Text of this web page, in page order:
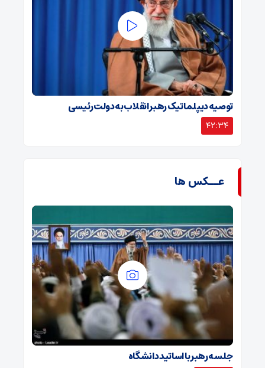
توصیه دیپلماتیک رهبر انقلاب به دولت رئیسی
42:34
عــکس ها
جلسه رهبر با اساتید دانشگاه